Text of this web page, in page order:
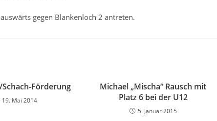
gegen Blankenloch 2 antreten.
Förderung
19. Mai 2014
Michael „Mischa“ Rausch mit
Platz 6 bei der U12
5. Januar 2015